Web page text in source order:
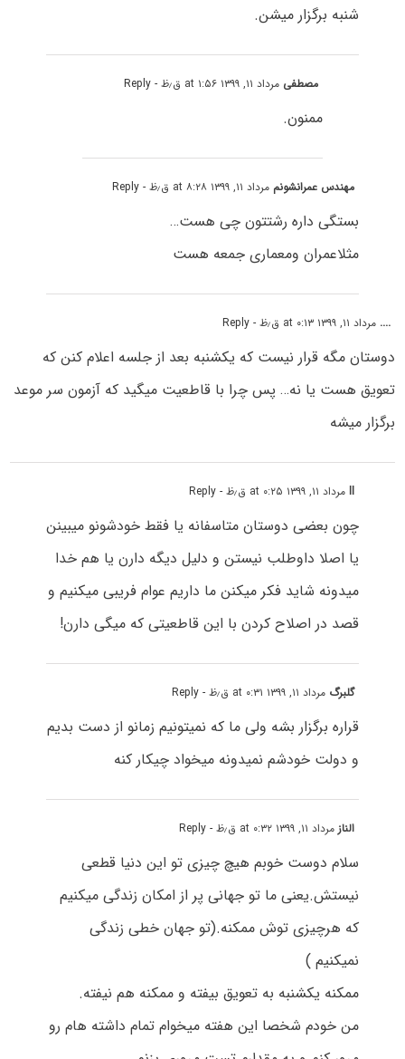
شنبه برگزار میشن.
مصطفی مرداد ۱۱, ۱۳۹۹ at ۱:۵۶ ق٫ظ - Reply
ممنون.
مهندس عمرانشونم مرداد ۱۱, ۱۳۹۹ at ۸:۲۸ ق٫ظ - Reply
بستگی داره رشتتون چی هست…
مثلاعمران ومعماری جمعه هست
.... مرداد ۱۱, ۱۳۹۹ at ۰:۱۳ ق٫ظ - Reply
دوستان مگه قرار نیست که یکشنبه بعد از جلسه اعلام کنن که
تعویق هست یا نه… پس چرا با قاطعیت میگید که آزمون سر موعد
برگزار میشه
llمرداد ۱۱, ۱۳۹۹ at ۰:۲۵ ق٫ظ - Reply
چون بعضی دوستان متاسفانه یا فقط خودشونو میبینن
یا اصلا داوطلب نیستن و دلیل دیگه دارن یا هم خدا
میدونه شاید فکر میکنن ما داریم عوام فریبی میکنیم و
قصد در اصلاح کردن با این قاطعیتی که میگی دارن!
گلبرگ مرداد ۱۱, ۱۳۹۹ at ۰:۳۱ ق٫ظ - Reply
قراره برگزار بشه ولی ما که نمیتونیم زمانو از دست بدیم
و دولت خودشم نمیدونه میخواد چیکار کنه
الناز مرداد ۱۱, ۱۳۹۹ at ۰:۳۲ ق٫ظ - Reply
سلام دوست خوبم هیچ چیزی تو این دنیا قطعی
نیستش.یعنی ما تو جهانی پر از امکان زندگی میکنیم
که هرچیزی توش ممکنه.(تو جهان خطی زندگی
نمیکنیم )
ممکنه یکشنبه به تعویق بیفته و ممکنه هم نیفته.
من خودم شخصا این هفته میخوام تمام داشته هام رو